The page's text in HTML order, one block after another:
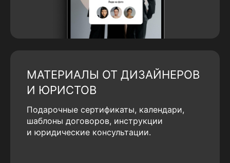
МАТЕРИАЛЫ ОТ ДИЗАЙНЕРОВ
И ЮРИСТОВ
Подарочные сертификаты, календари,
шаблоны договоров, инструкции
и юридические консультации.